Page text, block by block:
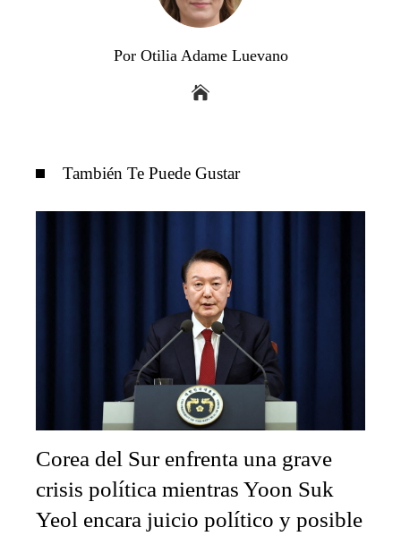
Por Otilia Adame Luevano
También Te Puede Gustar
Corea del Sur enfrenta una grave
crisis política mientras Yoon Suk
Yeol encara juicio político y posible